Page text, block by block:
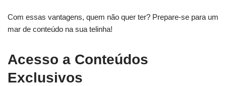
Com essas vantagens, quem não quer ter? Prepare-se para um
mar de conteúdo na sua telinha!
Acesso a Conteúdos
Exclusivos